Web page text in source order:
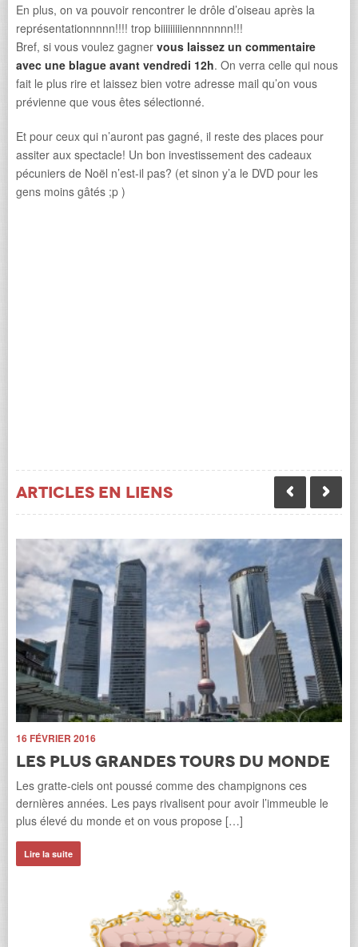
En plus, on va pouvoir rencontrer le drôle d’oiseau après la
représentationnnnn!!!! trop biiiiiiiiiennnnnnn!!!
Bref, si vous voulez gagner vous laissez un commentaire
avec une blague avant vendredi 12h. On verra celle qui nous
fait le plus rire et laissez bien votre adresse mail qu’on vous
prévienne que vous êtes sélectionné.
Et pour ceux qui n’auront pas gagné, il reste des places pour
assiter aux spectacle! Un bon investissement des cadeaux
pécuniers de Noël n’est-il pas? (et sinon y’a le DVD pour les
gens moins gâtés ;p )
Articles en liens
16 FÉVRIER 2016
Les plus grandes tours du monde
Les gratte-ciels ont poussé comme des champignons ces
dernières années. Les pays rivalisent pour avoir l’immeuble le
plus élevé du monde et on vous propose […]
Lire la suite